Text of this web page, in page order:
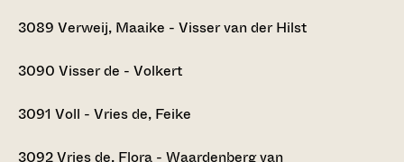
3089 Verweij, Maaike - Visser van der Hilst
3090 Visser de - Volkert
3091 Voll - Vries de, Feike
3092Vries de, Flora - Waardenberg van